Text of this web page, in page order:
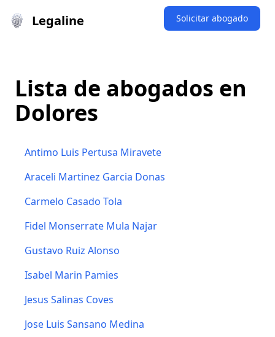
Legaline Solicitar abogado
Lista de abogados en
Dolores
Antimo Luis Pertusa Miravete
Araceli Martinez Garcia Donas
Carmelo Casado Tola
Fidel Monserrate Mula Najar
Gustavo Ruiz Alonso
Isabel Marin Pamies
Jesus Salinas Coves
Jose Luis Sansano Medina